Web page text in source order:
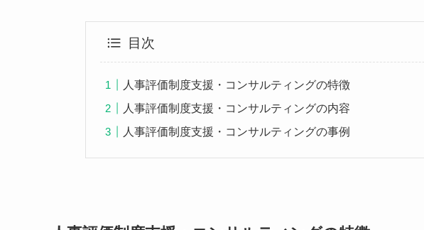
目次
人事評価制度支援・コンサルティングの特徴
人事評価制度支援・コンサルティングの内容
人事評価制度支援・コンサルティングの事例